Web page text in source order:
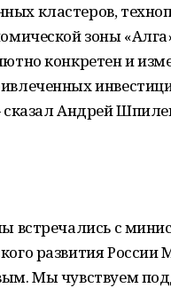
кластеров,
зоны
конкретен и
сказал Андрей
встречались с
развития
Мы чувствуем